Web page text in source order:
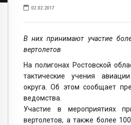
02.02.2017
В них принимают участие
вертолетов
На полигонах Ростовской
тактические учения
округа. Об этом сообщает
ведомства.
Участие в мероприятиях
вертолетов, а также более